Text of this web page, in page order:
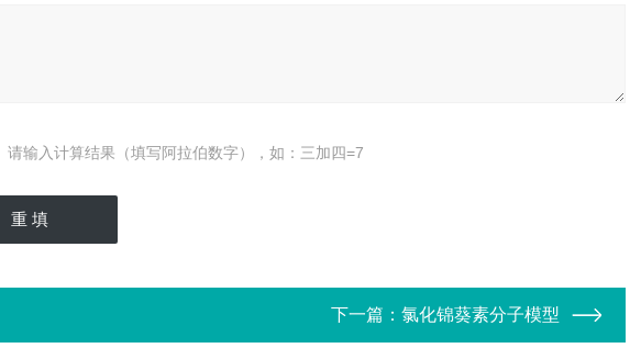
请输入计算结果（填写阿拉伯数字），如：三加四=7
下一篇： 氯化锦葵素分子模型